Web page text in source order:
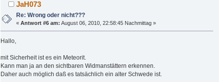
JaH073
Re: Wrong oder nicht???
«Antwort #6 am: August 06, 2010, 22:58:45 Nachmittag »
Hallo,
mit Sicherheit ist es ein Meteorit.
Kann man ja an den sichtbaren Widmanstättern erkennen.
Daher auch möglich daß es tatsächlich ein alter Schwede ist.